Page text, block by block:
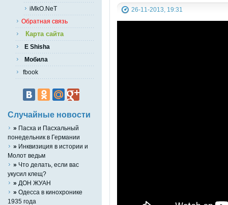
26-11-2013, 19:31
iMkO.NeT
Обратная связь
Карта сайта
E Shisha
Мобила
fbook
Случайные новости
» Пасха и Пасхальный
понедельник в Германии
» Инквизиция в истории и
Молот ведьм
» Что делать, если вас
укусил клещ?
» ДОН ЖУАН
» Одесса в кинохронике
1935 года